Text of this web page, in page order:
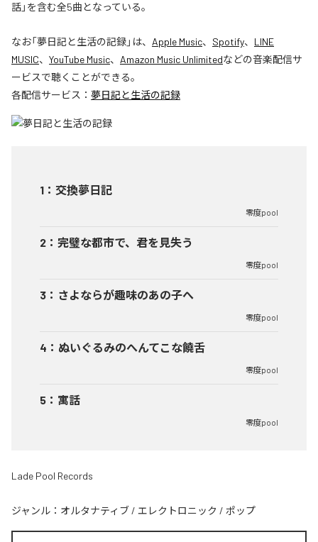
話」を含む全5曲となっている。
なお「夢日記と生活の記録」は、 Apple Music、 Spotify、 LINE
MUSIC、 YouTube Music、 Amazon Music Unlimitedなどの音楽配信サ
ービスで聴くことができる。
各配信サービス： 夢日記と生活の記録
1 ： 交換夢日記
零度pool
2 ： 完璧な都市で、君を見失う
零度pool
3 ： さよならが趣味のあの子へ
零度pool
4 ： ぬいぐるみのへんてこな饒舌
零度pool
5 ： 寓話
零度pool
Lade Pool Records
ジャンル： オルタナティブ / エレクトロニック / ポップ